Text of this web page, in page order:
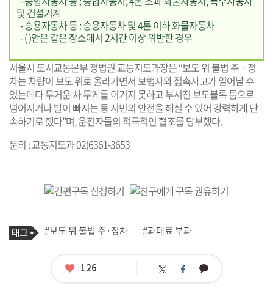
및 건설기계
- 승용자동차 등 : 승용자동차 및 4톤 이하 화물자동차
- ( )안은 같은 장소에서 2시간 이상 위반한 경우
서울시 도시교통본부 정법권 교통지도과장은 “보도 위 불법 주ㆍ정
차는 차량이 보도 위로 올라가면서 보행자와 접촉사고가 일어날 수
있는데다 무거운 차 무게를 이기지 못하고 부서진 보도블록 틈으로
넘어지거나 발이 빠지는 등 시민의 안전을 해칠 수 있어 강력하게 단
속하기로 했다”며, 운전자들의 적극적인 협조를 당부했다.
문의 : 교통지도과 02)6361-3653
기
사
태
그
#보도 위 불법 주·정차 #과태료 부과
좋
126 트 페 카